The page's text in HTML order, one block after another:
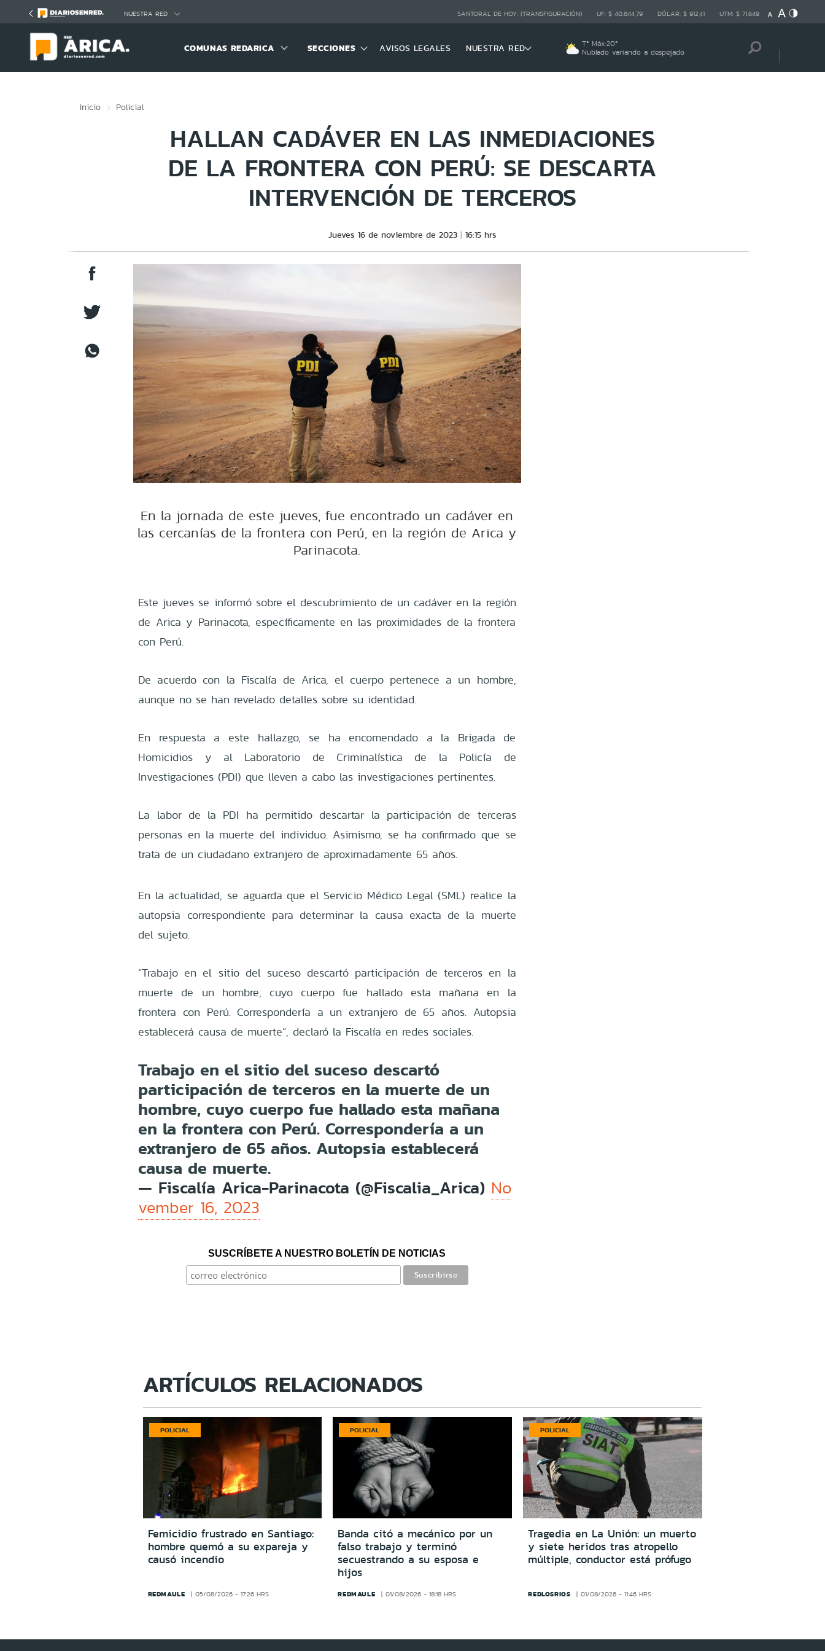
NUESTRA RED SANTORAL DE HOY: (TRANSFIGURACIÓN) UF: $ 40.844,79 DÓLAR: $ 912,41 UTM: $ 71.649
COMUNAS REDARICA SECCIONES AVISOS LEGALES NUESTRA RED Tª Máx:20º
Nublado variando a despejado
Inicio Policial
HALLAN CADÁVER EN LAS INMEDIACIONES
DE LA FRONTERA CON PERÚ: SE DESCARTA
INTERVENCIÓN DE TERCEROS
Jueves 16 de noviembre de 2023 16:15 hrs
En la jornada de este jueves, fue encontrado un cadáver en
las cercanías de la frontera con Perú, en la región de Arica y
Parinacota.
Este jueves se informó sobre el descubrimiento de un cadáver en la región
de Arica y Parinacota, específicamente en las proximidades de la frontera
con Perú.
De acuerdo con la Fiscalía de Arica, el cuerpo pertenece a un hombre,
aunque no se han revelado detalles sobre su identidad.
En respuesta a este hallazgo, se ha encomendado a la Brigada de
Homicidios y al Laboratorio de Criminalística de la Policía de
Investigaciones (PDI) que lleven a cabo las investigaciones pertinentes.
La labor de la PDI ha permitido descartar la participación de terceras
personas en la muerte del individuo. Asimismo, se ha confirmado que se
trata de un ciudadano extranjero de aproximadamente 65 años.
En la actualidad, se aguarda que el Servicio Médico Legal (SML) realice la
autopsia correspondiente para determinar la causa exacta de la muerte
del sujeto.
“Trabajo en el sitio del suceso descartó participación de terceros en la
muerte de un hombre, cuyo cuerpo fue hallado esta mañana en la
frontera con Perú. Correspondería a un extranjero de 65 años. Autopsia
establecerá causa de muerte”, declaró la Fiscalía en redes sociales.
Trabajo en el sitio del suceso descartó
participación de terceros en la muerte de un
hombre, cuyo cuerpo fue hallado esta mañana
en la frontera con Perú. Correspondería a un
extranjero de 65 años. Autopsia establecerá
causa de muerte.
— Fiscalía Arica-Parinacota (@Fiscalia_Arica) No
vember 16, 2023
SUSCRÍBETE A NUESTRO BOLETÍN DE NOTICIAS
ARTÍCULOS RELACIONADOS
POLICIAL
Femicidio frustrado en Santiago:
hombre quemó a su expareja y
causó incendio
REDMAULE 05/08/2026 - 17:26 HRS
POLICIAL
Banda citó a mecánico por un
falso trabajo y terminó
secuestrando a su esposa e
hijos
REDMAULE 01/08/2026 - 18:18 HRS
POLICIAL
Tragedia en La Unión: un muerto
y siete heridos tras atropello
múltiple, conductor está prófugo
REDLOSRIOS 01/08/2026 - 11:46 HRS